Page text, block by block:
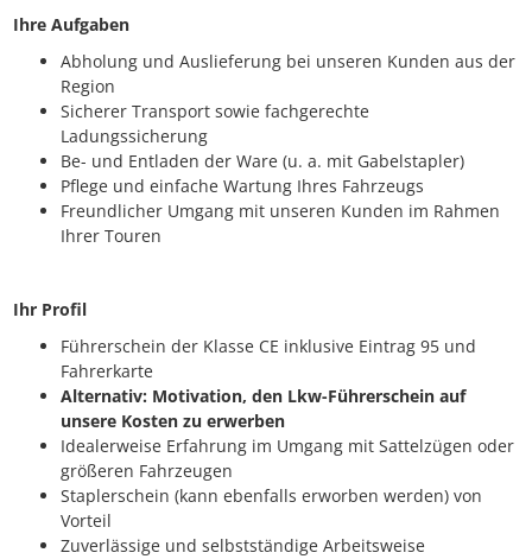
Ihre Aufgaben
Abholung und Auslieferung bei unseren Kunden aus der
Region
Sicherer Transport sowie fachgerechte
Ladungssicherung
Be- und Entladen der Ware (u. a. mit Gabelstapler)
Pflege und einfache Wartung Ihres Fahrzeugs
Freundlicher Umgang mit unseren Kunden im Rahmen
Ihrer Touren
Ihr Profil
Führerschein der Klasse CE inklusive Eintrag 95 und
Fahrerkarte
Alternativ: Motivation, den Lkw-Führerschein auf
unsere Kosten zu erwerben
Idealerweise Erfahrung im Umgang mit Sattelzügen oder
größeren Fahrzeugen
Staplerschein (kann ebenfalls erworben werden) von
Vorteil
Zuverlässige und selbstständige Arbeitsweise